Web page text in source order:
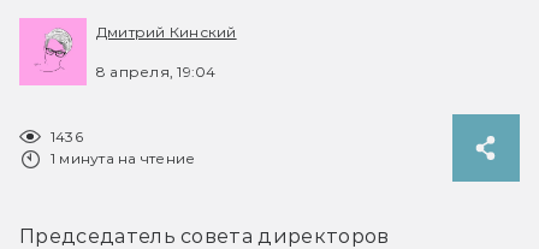
Дмитрий Кинский
8 апреля, 19:04
1436
1 минута на чтение
Председатель совета директоров